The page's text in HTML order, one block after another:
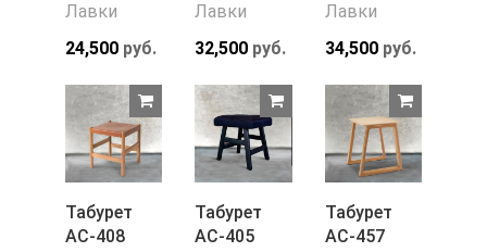
Лавки
24,500 руб.
Лавки
32,500 руб.
Лавки
34,500руб.
Табурет
АС-408
Табурет
АС-405
Табурет
АС-457